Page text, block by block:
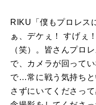
RIKU「僕もプロレス
ぁ、デケぇ！ すげぇ
（笑）。皆さんプロ
で、カメラが回って
で…常に戦う気持ち
さずにいてくださっ